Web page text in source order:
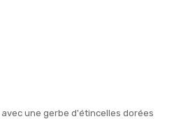
une gerbe d'étincelles dorées